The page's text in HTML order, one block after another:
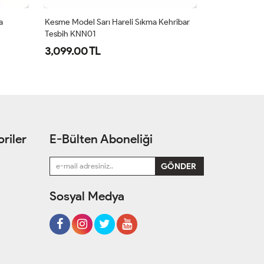
Kesme Model Sarı Hareli Sıkma Kehribar
Tesbih KNN01
3,099.00 TL
E-Bülten Aboneliği
Sosyal Medya